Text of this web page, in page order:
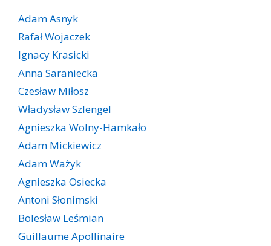
Adam Asnyk
Rafał Wojaczek
Ignacy Krasicki
Anna Saraniecka
Czesław Miłosz
Władysław Szlengel
Agnieszka Wolny-Hamkało
Adam Mickiewicz
Adam Ważyk
Agnieszka Osiecka
Antoni Słonimski
Bolesław Leśmian
Guillaume Apollinaire